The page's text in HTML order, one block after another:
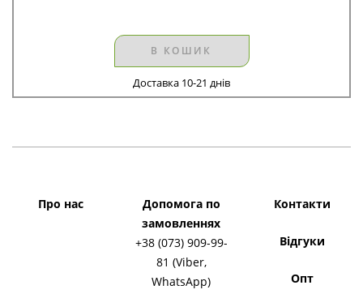
В КОШИК
Доставка 10-21 днів
Про нас
Допомога по
замовленнях
+38 (073) 909-99-
81 (Viber,
WhatsApp)
Контакти
Відгуки
Опт